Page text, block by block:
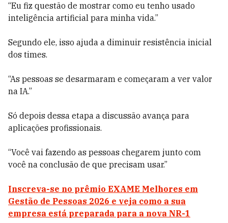
“Eu fiz questão de mostrar como eu tenho usado
inteligência artificial para minha vida.”
Segundo ele, isso ajuda a diminuir resistência inicial
dos times.
“As pessoas se desarmaram e começaram a ver valor
na IA.”
Só depois dessa etapa a discussão avança para
aplicações profissionais.
“Você vai fazendo as pessoas chegarem junto com
você na conclusão de que precisam usar.”
Inscreva-se no prêmio EXAME Melhores em
Gestão de Pessoas 2026 e veja como a sua
empresa está preparada para a nova NR-1